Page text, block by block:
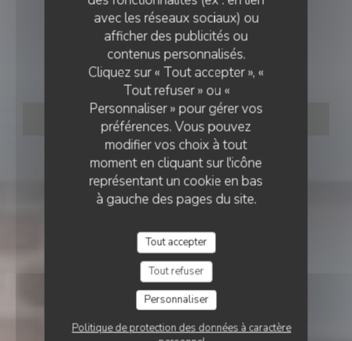
avec les réseaux sociaux) ou
afficher des publicités ou
contenus personnalisés.
Cliquez sur « Tout accepter », «
Tout refuser » ou «
Personnaliser » pour gérer vos
préférences. Vous pouvez
modifier vos choix à tout
moment en cliquant sur l'icône
représentant un cookie en bas
à gauche des pages du site.
Tout accepter
Tout refuser
Personnaliser
Politique de protection des données à caractère
BRASSERIE • HAUBOURDIN
La Petite Auberge
RÉSERVER
LA PETITE AUBERGE